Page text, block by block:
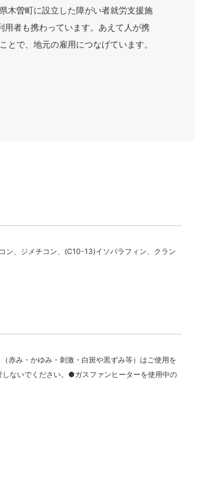
木曽町に設立した障がい者就労支援施
用者も携わっています。あえて人が携
とで、地元の雇用につなげています。
ン、ジメチコン、(C10-13)イソパラフィン、クラン
赤み・かゆみ・刺激・白斑や黒ずみ等）はご使用を
ないでください。●ガスファンヒーターを使用中の